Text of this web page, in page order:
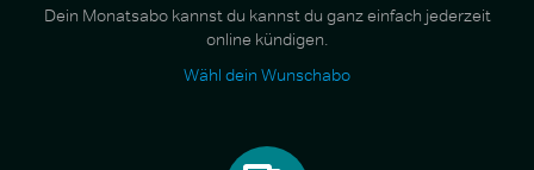
Dein Monatsabo kannst du kannst du ganz einfach jederzeit
online kündigen.
Wähl dein Wunschabo